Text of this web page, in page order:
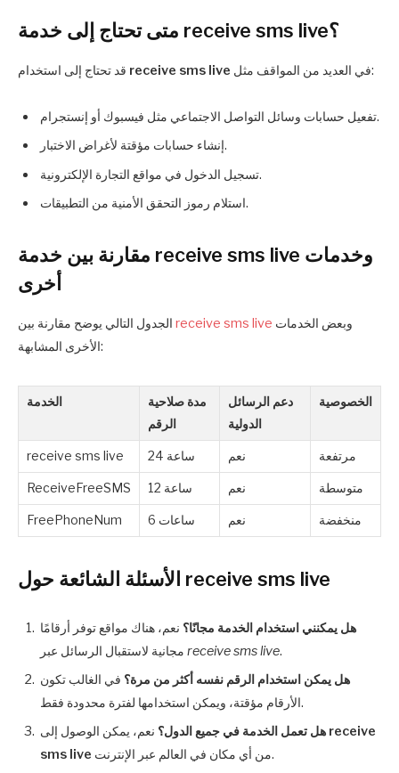
متى تحتاج إلى خدمة receive sms live؟
receive sms live في العديد من المواقف مثل:
تفعيل حسابات وسائل التواصل الاجتماعي مثل فيسبوك أو إنستجرام.
إنشاء حسابات مؤقتة لأغراض الاختبار.
تسجيل الدخول في مواقع التجارة الإلكترونية.
استلام رموز التحقق الأمنية من التطبيقات.
مقارنة بين خدمة receive sms live وخدمات
أخرى
receive sms live
الأخرى المشابهة:
الخدمة
مدة صلاحية
الرقم
دعم الرسائل
الدولية
الخصوصية
receive sms live 24 ساعة نعم مرتفعة
ReceiveFreeSMS 12 ساعة نعم متوسطة
FreePhoneNum 6 ساعات نعم منخفضة
الأسئلة الشائعة حول receive sms live
هل يمكنني استخدام الخدمة مجانًا؟ نعم، هناك مواقع توفر أرقامًا
receive sms live.
هل يمكن استخدام الرقم نفسه أكثر من مرة؟ في الغالب تكون
الأرقام مؤقتة، ويمكن استخدامها لفترة محدودة فقط.
هل تعمل الخدمة في جميع الدول؟ receive
sms live
من أي مكان في العالم عبر الإنترنت.